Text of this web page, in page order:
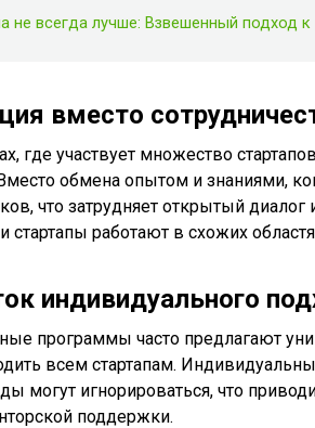
не всегда лучше: Взвешенный подход к
вместо
где участвует множество
обмена опытом и знаниями,
что затрудняет открытый
стартапы работают в схожих
индивидуального
программы часто предлагают
всем стартапам.
могут игнорироваться, что
поддержки.